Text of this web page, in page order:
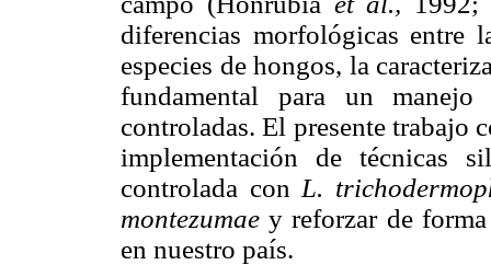
diferencias morfológicas entre
especies de hongos, la
fundamental para un
controladas. El presente trabajo
implementación de técnicas
controlada con L.
montezumae y reforzar de
en nuestro país.